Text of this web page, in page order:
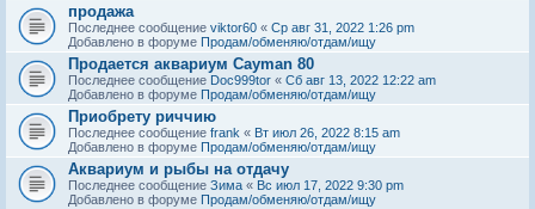
продажа
Последнее сообщение viktor60 « Ср авг 31, 2022 1:26 pm
Добавлено в форуме Продам/обменяю/отдам/ищу
Продается аквариум Cayman 80
Последнее сообщение Doc999tor « Сб авг 13, 2022 12:22 am
Добавлено в форуме Продам/обменяю/отдам/ищу
Приобрету риччию
Последнее сообщение frank « Вт июл 26, 2022 8:15 am
Добавлено в форуме Продам/обменяю/отдам/ищу
Аквариум и рыбы на отдачу
Последнее сообщение Зима « Вс июл 17, 2022 9:30 pm
Добавлено в форуме Продам/обменяю/отдам/ищу